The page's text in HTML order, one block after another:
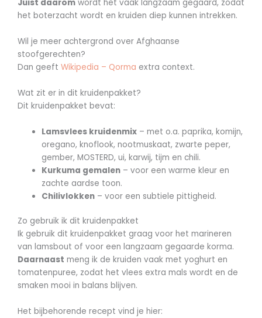
Juist daarom wordt het vaak langzaam gegaard, zodat
het boterzacht wordt en kruiden diep kunnen intrekken.
Wil je meer achtergrond over Afghaanse
stoofgerechten?
Dan geeft Wikipedia – Qorma extra context.
Wat zit er in dit kruidenpakket?
Dit kruidenpakket bevat:
Lamsvlees kruidenmix – met o.a. paprika, komijn,
oregano, knoflook, nootmuskaat, zwarte peper,
gember, MOSTERD, ui, karwij, tijm en chili.
Kurkuma gemalen – voor een warme kleur en
zachte aardse toon.
Chilivlokken – voor een subtiele pittigheid.
Zo gebruik ik dit kruidenpakket
Ik gebruik dit kruidenpakket graag voor het marineren
van lamsbout of voor een langzaam gegaarde korma.
Daarnaast meng ik de kruiden vaak met yoghurt en
tomatenpuree, zodat het vlees extra mals wordt en de
smaken mooi in balans blijven.
Het bijbehorende recept vind je hier: